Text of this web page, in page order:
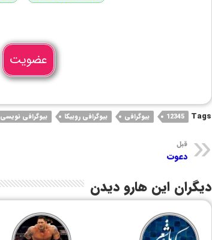
عضویت
Tags
12345 بیوگرافی بیوگرافی روبیکا بیوگرافی نویسی
قبل
دعوت
دیگران این هارو دیدن